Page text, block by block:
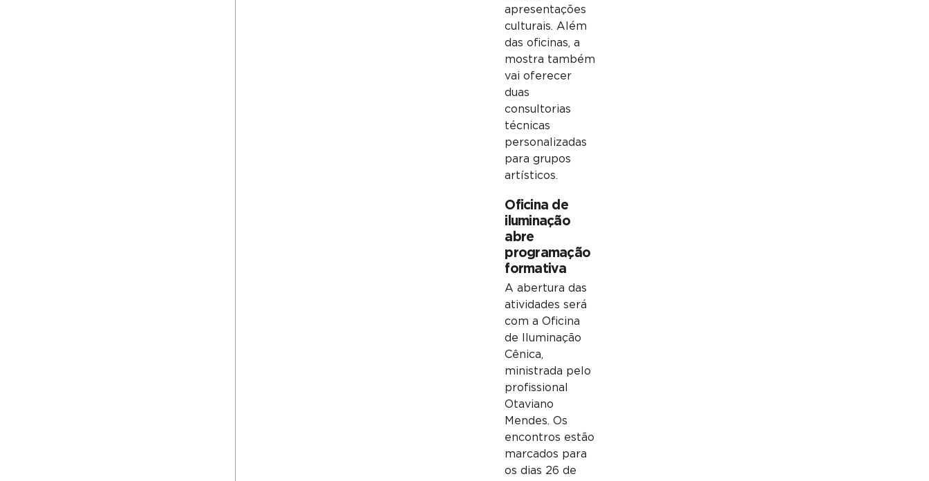
apresentações
culturais. Além
das oficinas, a
mostra também
vai oferecer
duas
consultorias
técnicas
personalizadas
para grupos
artísticos.
Oficina de
iluminação
abre
programação
formativa
A abertura das
atividades será
com a Oficina
de Iluminação
Cênica,
ministrada pelo
profissional
Otaviano
Mendes. Os
encontros estão
marcados para
os dias 26 de